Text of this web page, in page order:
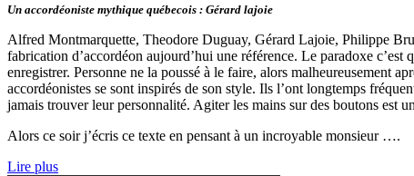
Un accordéoniste mythique québecois : Gérard lajoie
Alfred Montmarquette, Theodore Duguay, Gérard Lajoie, Philippe
fabrication d’accordéon aujourd’hui une référence. Le paradoxe
enregistrer. Personne ne la poussé à le faire, alors malheureusement
accordéonistes se sont inspirés de son style. Ils l’ont longtemps
jamais trouver leur personnalité. Agiter les mains sur des boutons est
Alors ce soir j’écris ce texte en pensant à un incroyable monsieur ….
Lire plus